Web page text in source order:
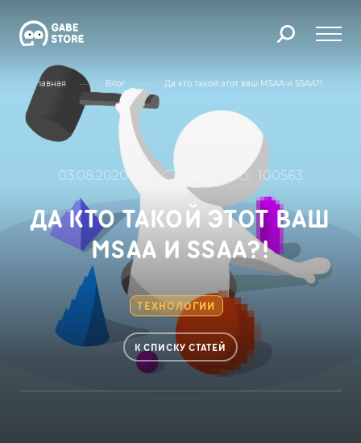
Главная Блог Да кто такой этот ваш MSAA и SSAA?!
03.08.2020 100563
ДА КТО ТАКОЙ ЭТОТ ВАШ
MSAA И SSAA?!
ТЕХНОЛОГИИ
К СПИСКУ СТАТЕЙ